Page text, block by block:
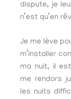
dispute, je
n’est qu’en
Je me lève
m’installer
ma nuit, il
me rendors
les nuits